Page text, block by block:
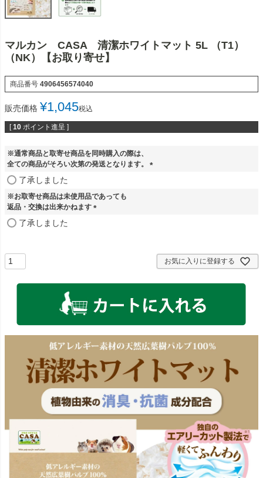
マルカン CASA 清潔ホワイトマット 5L （T1）
（NK）【お取り寄せ】
商品番号 4906456574040
販売価格 ¥1,045税込
[ 10 ポイント進呈 ]
※通常商品と取寄せ商品を同時購入の際は、
全ての商品がそろい次第の発送となります。
了承しました
※お取寄せ商品は未使用品であっても
返品・交換は出来かねます
了承しました
お気に入りに登録する